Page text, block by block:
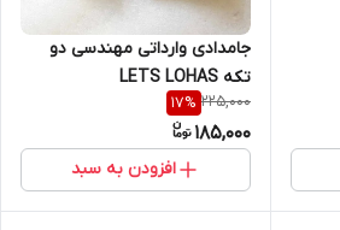
جامدادی وارداتی مهندسی دو
تکه LETS LOHAS
225,000
17%
185,000
افزودن به سبد